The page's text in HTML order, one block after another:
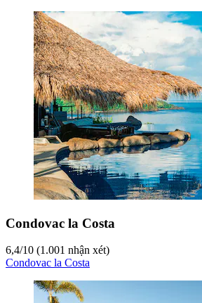
Condovac la Costa
6,4/10 (1.001 nhận xét)
Condovac la Costa